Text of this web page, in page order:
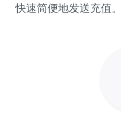
快速简便地发送充值